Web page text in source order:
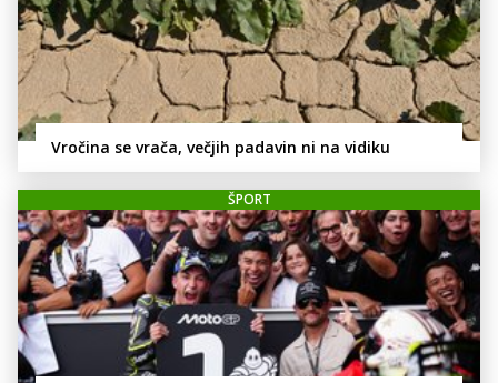
Vročina se vrača, večjih padavin ni na vidiku
ŠPORT